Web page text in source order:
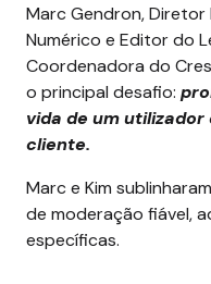
Marc Gendron, Diretor
Numérico e Editor do
Coordenadora do
o principal desafio:
vida de um
cliente.
Marc e Kim
de moderação fiável,
específicas.